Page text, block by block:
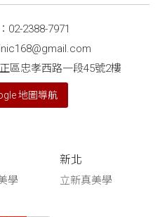
02-2388-7971
區忠孝西路一段45號2樓
地圖導航
學
新北
立新真美學